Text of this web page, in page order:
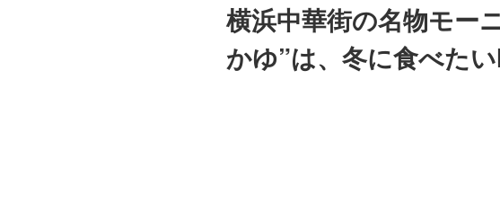
横浜中華街の名物モー
かゆ”は、冬に食べた